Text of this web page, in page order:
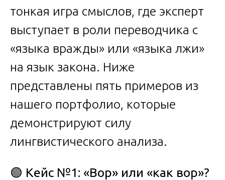
тонкая игра смыслов, где эксперт
выступает в роли переводчика с
«языка вражды» или «языка лжи»
на язык закона. Ниже
представлены пять примеров из
нашего портфолио, которые
демонстрируют силу
лингвистического анализа.
🟢 Кейс №1: «Вор» или «как вор»?